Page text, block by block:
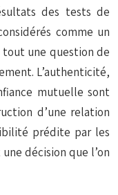
des tests de
comme un
tout une question de
L’authenticité,
mutuelle sont
d’une relation
prédite par les
décision que l’on